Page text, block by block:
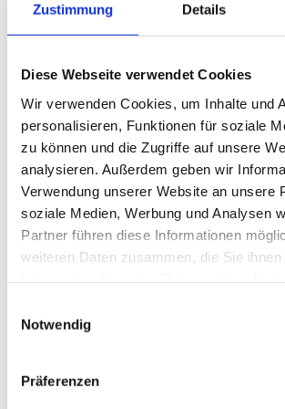
Zustimmung Details
Diese Webseite verwendet Cookies
Wir verwenden Cookies, um Inhalte und
personalisieren, Funktionen für soziale
zu können und die Zugriffe auf unsere
analysieren. Außerdem geben wir
Verwendung unserer Website an unsere
soziale Medien, Werbung und Analysen
Partner führen diese Informationen
weiteren Daten zusammen, die Sie
Notwendig
Präferenzen
Als Facharzt Gynäkologie und
bringen Sie mit:
deutsche Approbation
Facharzt für Frauenheilkunde und
hohe soziale sowie fachliche
Ihre Vorteile:
Als Facharzt Gynäkologie und
Vergütung nach Tarif
Weiterbildungsermächtigung für den